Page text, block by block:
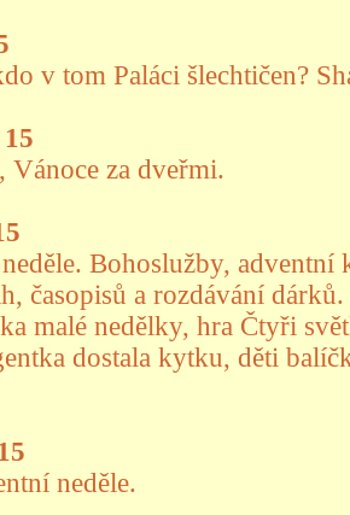
v tom Paláci šlechtičen?
Vánoce za dveřmi.
Bohoslužby, adventní
časopisů a rozdávání
malé nedělky, hra Čtyři
dostala kytku, děti
neděle.